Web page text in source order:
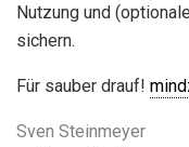
Nutzung und
sichern.
Für sauber drauf!
Sven Steinmeyer